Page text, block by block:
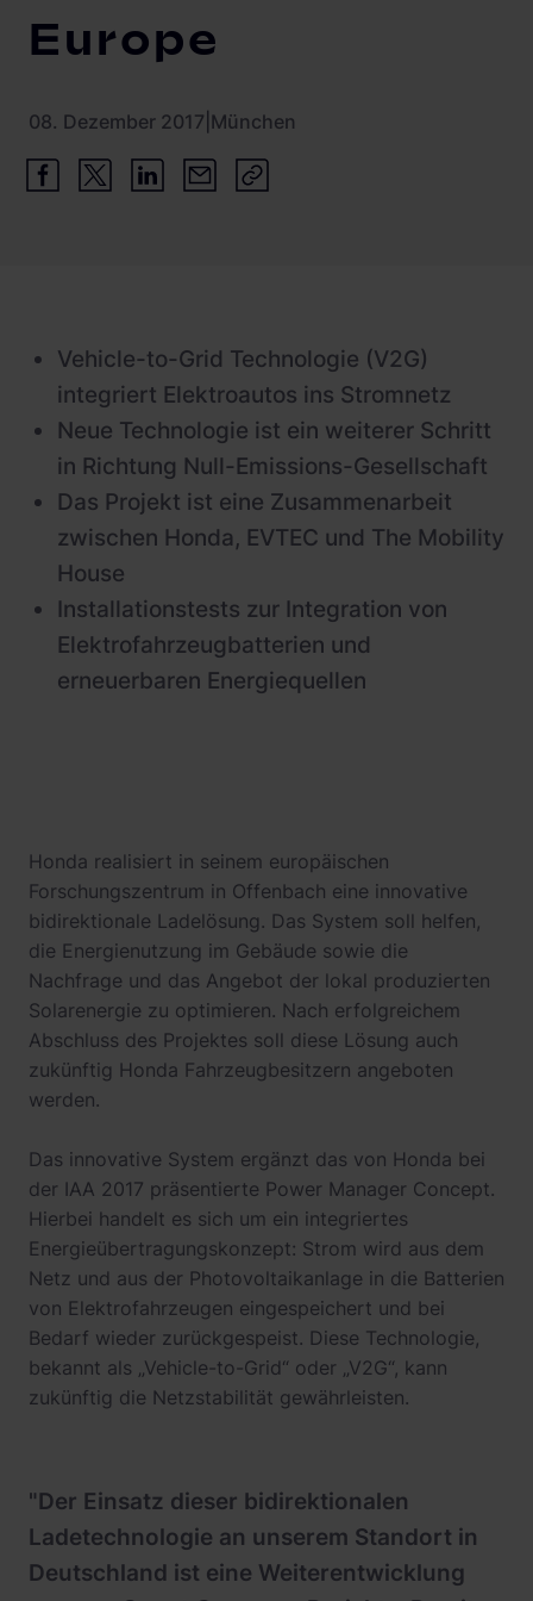
Ladesäulen
PV-fähige Wallboxen
Dienstwagen Wallboxen
Zubehör
B-Ware
Hersteller
Vehicle-to-Grid
Europe
08. Dezember 2017 München
Vehicle-to-Grid Technologie (V2G)
integriert Elektroautos ins Stromnetz
Neue Technologie ist ein weiterer Schritt
in Richtung Null-Emissions-Gesellschaft
Das Projekt ist eine Zusammenarbeit
zwischen Honda, EVTEC und The Mobility
House
Installationstests zur Integration von
Elektrofahrzeugbatterien und
erneuerbaren Energiequellen
Honda realisiert in seinem europäischen
Forschungszentrum in Offenbach eine innovative
bidirektionale Ladelösung. Das System soll helfen,
die Energienutzung im Gebäude sowie die
Nachfrage und das Angebot der lokal produzierten
Solarenergie zu optimieren. Nach erfolgreichem
Abschluss des Projektes soll diese Lösung auch
zukünftig Honda Fahrzeugbesitzern angeboten
werden.
Das innovative System ergänzt das von Honda bei
der IAA 2017 präsentierte Power Manager Concept.
Hierbei handelt es sich um ein integriertes
Energieübertragungskonzept: Strom wird aus dem
Netz und aus der Photovoltaikanlage in die Batterien
von Elektrofahrzeugen eingespeichert und bei
Bedarf wieder zurückgespeist. Diese Technologie,
bekannt als „Vehicle-to-Grid“ oder „V2G“, kann
zukünftig die Netzstabilität gewährleisten.
"Der Einsatz dieser bidirektionalen
Ladetechnologie an unserem Standort in
Deutschland ist eine Weiterentwicklung